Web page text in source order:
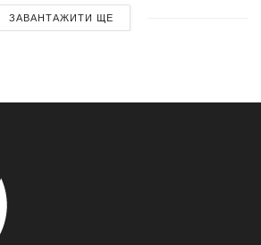
ЗАВАНТАЖИТИ ЩЕ